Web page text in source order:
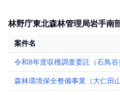
林野庁東北森林管理局岩手南
案件名
令和8年度収穫調査委託（石鳥谷
森林環境保全整備事業（大仁田